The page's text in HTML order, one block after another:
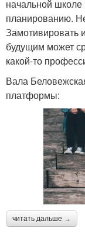
начальной школе
планированию.
Замотивировать
будущим может
какой-то
Вала
платформы:
читать дальше →